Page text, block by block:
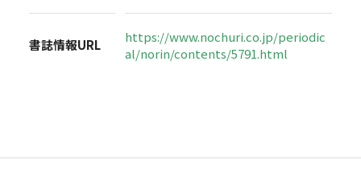
書誌情報URL
https://www.nochuri.co.jp/periodic
al/norin/contents/5791.html